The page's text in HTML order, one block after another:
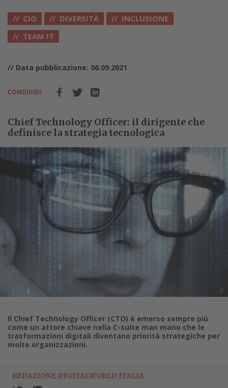
CIO DIVERSITÀ
INCLUSIONE
TEAM IT
// Data pubblicazione: 06.09.2021
CONDIVIDI:
Chief Technology Officer: il dirigente che
definisce la strategia tecnologica
Il Chief Technology Officer (CTO) è emerso sempre più
come un attore chiave nella C-suite man mano che le
trasformazioni digitali diventano priorità strategiche per
molte organizzazioni.
REDAZIONE DIGITALWORLD ITALIA